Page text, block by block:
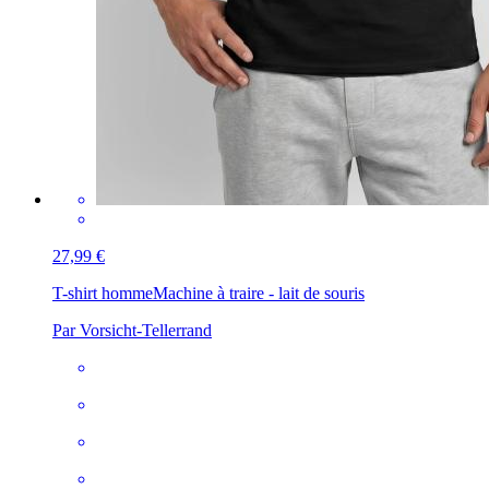
27,99 €
T-shirt hommeMachine à traire - lait de souris
Par Vorsicht-Tellerrand